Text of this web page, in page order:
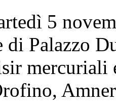
5
di Palazzo
mercuriali